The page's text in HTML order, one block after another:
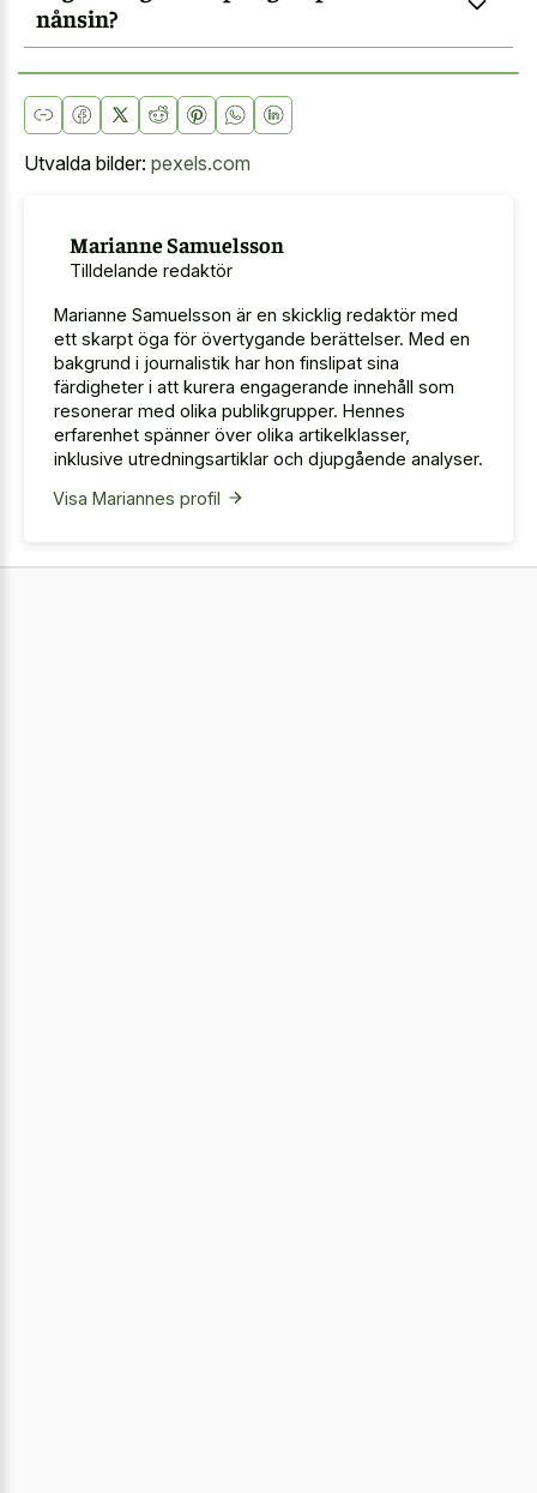
nånsin?
Utvalda bilder: pexels.com
Marianne Samuelsson
Tilldelande redaktör
Marianne Samuelsson är en skicklig redaktör med
ett skarpt öga för övertygande berättelser. Med en
bakgrund i journalistik har hon finslipat sina
färdigheter i att kurera engagerande innehåll som
resonerar med olika publikgrupper. Hennes
erfarenhet spänner över olika artikelklasser,
inklusive utredningsartiklar och djupgående analyser.
Visa Mariannes profil